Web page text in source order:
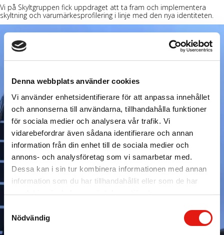
Denna webbplats använder cookies
Vi använder enhetsidentifierare för att anpassa innehållet
och annonserna till användarna, tillhandahålla funktioner
för sociala medier och analysera vår trafik. Vi
vidarebefordrar även sådana identifierare och annan
information från din enhet till de sociala medier och
annons- och analysföretag som vi samarbetar med.
Dessa kan i sin tur kombinera informationen med annan
information som du har tillhandahållit eller som de har
samlat in när du har använt deras tjänster.
S
Nödvändig
Vi på Skyltgruppen fick uppdraget att ta fram och implementera
skyltning och varumärkesprofilering i linje med den nya identiteten.